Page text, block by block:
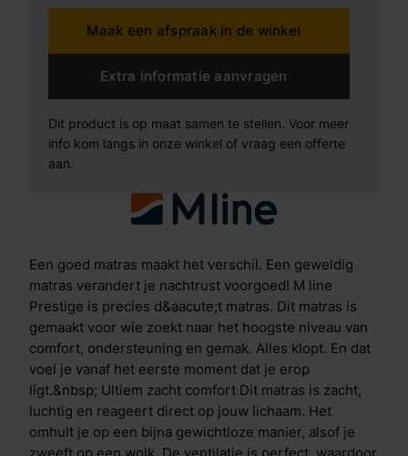
omhult je op een bijna gewichtloze manier, alsof je
zweeft op een wolk. De ventilatie is perfect, waardoor
je de hele nacht comfortabel, fris en droog blijft.
Tegelijkertijd voel je subtiele tegendruk op de juiste
draagt bij aan een ononderbroken, herstellende slaap.
Prestige heeft zachte schouder- en kniezones,
in elke slaaphouding. De stevige bekkenzone zorgt
juist voor ondersteuning van je onderrug.
lichaam volledig ontspant en herstelt. Bovendien is
latex van nature antibacterieel. Een slimme keuze, van
A tot Z M line prestige biedt je een topkwaliteit matras
en een maximale service. Alles goed geregeld,
zonder gedoe: Gratis thuisbezorgd, tot in je
slaapkamer 100 nachten proefslapen. Wil je toch
liever iets zachter of steviger? We komen de
stevigheid kosteloos bij jouw thuis aanpassen. Tot
12&nbsp;jaar volledige garantie Combineer met het
bijpassende kussen, dekbed of boxspring voor het
Maak een afspraak in de winkel
Extra informatie aanvragen
Dit product is op maat samen te stellen. Voor meer
info kom langs in onze winkel of vraag een offerte
aan.
Een goed matras maakt het verschil. Een geweldig
matras verandert je nachtrust voorgoed! M line
Prestige is precies d&aacute;t matras. Dit matras is
gemaakt voor wie zoekt naar het hoogste niveau van
comfort, ondersteuning en gemak. Alles klopt. En dat
voel je vanaf het eerste moment dat je erop
ligt.&nbsp; Ultiem zacht comfort Dit matras is zacht,
luchtig en reageert direct op jouw lichaam. Het
omhult je op een bijna gewichtloze manier, alsof je